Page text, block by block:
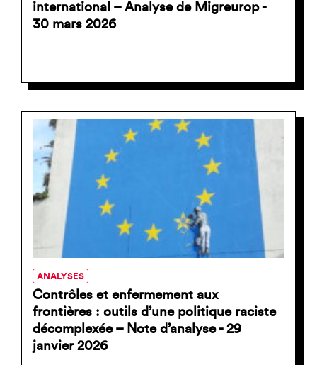
international – Analyse de Migreurop -
30 mars 2026
ANALYSES
Contrôles et enfermement aux
frontières : outils d’une politique raciste
décomplexée – Note d’analyse - 29
janvier 2026